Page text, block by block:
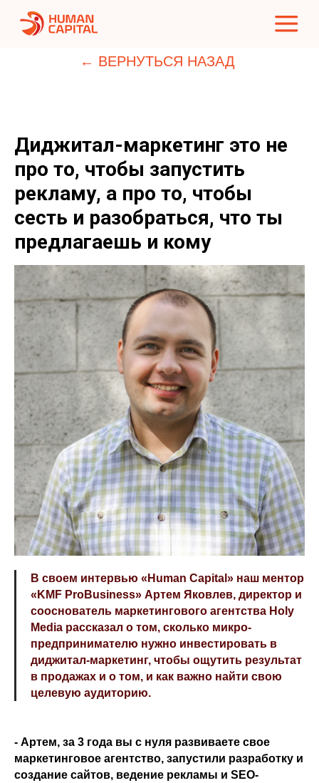
Диджитал-маркетинг это не
про то, чтобы запустить
рекламу, а про то, чтобы
сесть и разобраться, что ты
предлагаешь и кому
В своем интервью «Human Capital» наш ментор
«KMF ProBusiness» Артем Яковлев, директор и
сооснователь маркетингового агентства Holy
Media рассказал о том, сколько микро-
предпринимателю нужно инвестировать в
диджитал-маркетинг, чтобы ощутить результат
в продажах и о том, и как важно найти свою
целевую аудиторию.
- Артем, за 3 года вы с нуля развиваете свое
маркетинговое агентство, запустили разработку и
создание сайтов, ведение рекламы и SEO-